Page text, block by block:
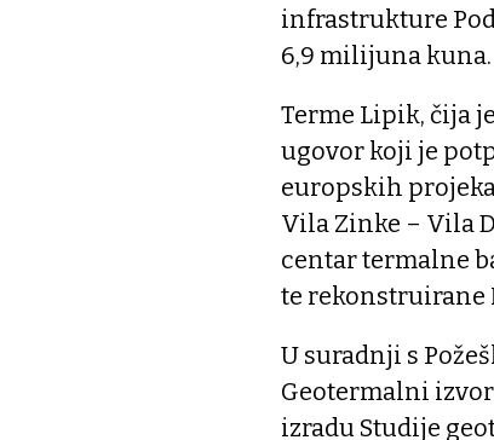
infrastrukture
6,9 milijuna kuna.
Terme Lipik, čija
ugovor koji je
europskih
Vila Zinke – Vila
centar termalne
te rekonstruirane
U suradnji s
Geotermalni
izradu Studije